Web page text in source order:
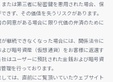
たは第三者に秘密鍵を悪用された場合、保
きず、その価値を失うリスクがあります。
同意がある場合に限り代価の弁済のために
継続できなくなった場合には、関係法令に
び暗号資産（仮想通貨）をお客様に返還す
はユーザーに預託された金銭および暗号資
理を行っております。
ては、直前にご覧頂いていたウェブサイト